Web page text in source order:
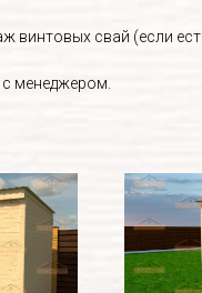
свай (если
менеджером.